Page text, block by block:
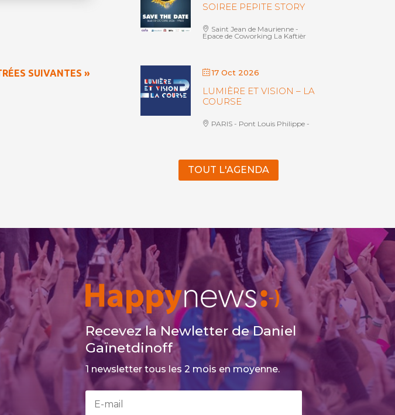
SUIVANTES »
SOIREE PEPITE STORY
Saint Jean de Maurienne -
Epace de Coworking La Kaftièr
17 Oct 2026
LUMIÈRE ET VISION – LA
COURSE
PARIS - Pont Louis Philippe -
TOUT L'AGENDA
Recevez la Newletter de Daniel
Gaïnetdinoff
1 newsletter tous les 2 mois en moyenne.